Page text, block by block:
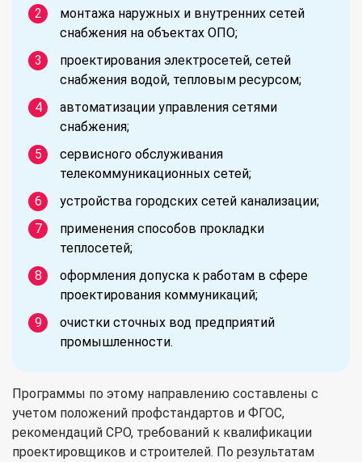
монтажа наружных и внутренних сетей
снабжения на объектах ОПО;
проектирования электросетей, сетей
снабжения водой, тепловым ресурсом;
автоматизации управления сетями
снабжения;
сервисного обслуживания
телекоммуникационных сетей;
устройства городских сетей канализации;
применения способов прокладки
теплосетей;
оформления допуска к работам в сфере
проектирования коммуникаций;
очистки сточных вод предприятий
промышленности.
Программы по этому направлению составлены с
учетом положений профстандартов и ФГОС,
рекомендаций СРО, требований к квалификации
проектировщиков и строителей. По результатам